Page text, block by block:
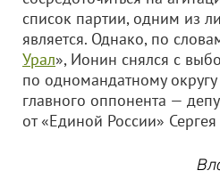
список партии, одним из
является. Однако, по
Урал», Ионин снялся с
по одномандатному округу
главного оппонента —
от «Единой России»